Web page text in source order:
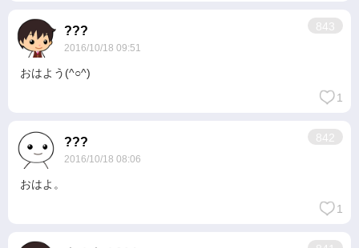
???
2016/10/18 09:51
843
おはよう(^○^)
1
???
2016/10/18 08:06
842
おはよ。
1